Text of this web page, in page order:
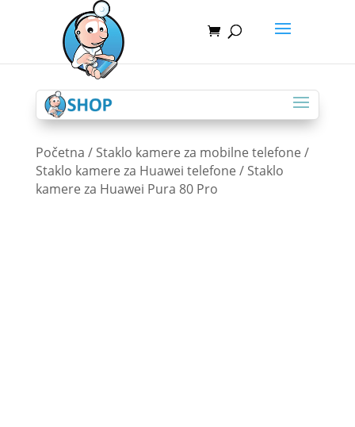
Početna / Staklo kamere za mobilne telefone /
Staklo kamere za Huawei telefone / Staklo
kamere za Huawei Pura 80 Pro